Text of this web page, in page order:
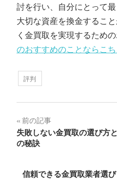
討を行い、自分にとって
大切な資産を換金するこ
く金買取を実現するための
のおすすめのことならこ
評判
投
稿
ビ
前の記事
失敗しない金買取の選び方
の秘訣
信頼できる金買取業者選